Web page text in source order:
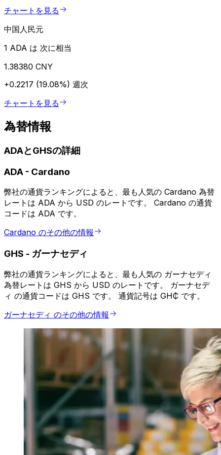
チャートを見る
中国人民元
1 ADA は 次に相当
1.38380 CNY
+0.2217 (19.08%) 週次
チャートを見る
為替情報
ADAとGHSの詳細
ADA - Cardano
弊社の通貨ランキングによると、最も人気の Cardano 為替
レートは ADA から USD のレートです。 Cardano の通貨
コードは ADA です。
Cardano のその他の情報
GHS - ガーナセディ
弊社の通貨ランキングによると、最も人気の ガーナセディ
為替レートは GHS から USD のレートです。 ガーナセデ
ィ の通貨コードは GHS です。 通貨記号は GH₵ です。
ガーナセディ のその他の情報